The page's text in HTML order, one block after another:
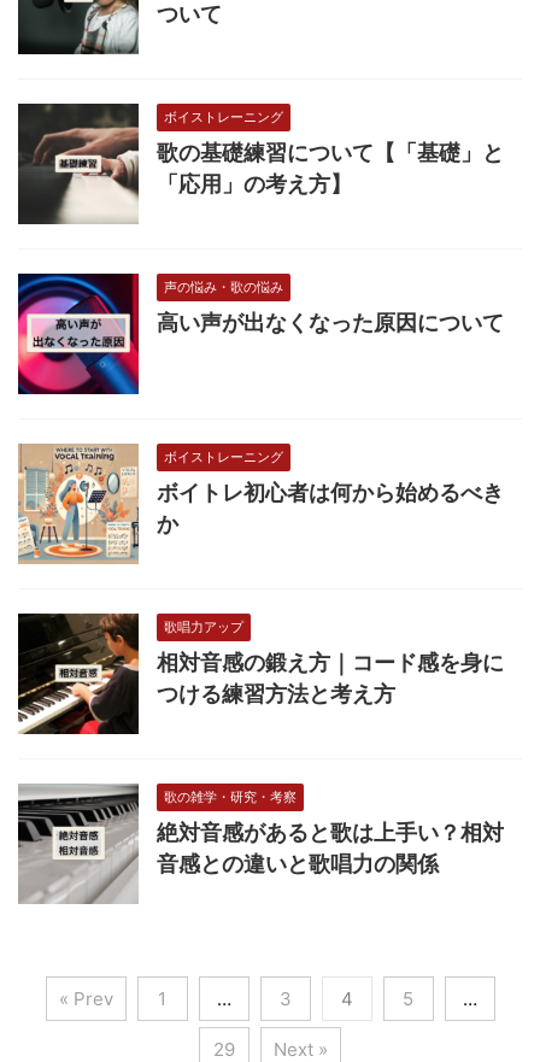
ついて
ボイストレーニング
歌の基礎練習について【「基礎」と
「応用」の考え方】
声の悩み・歌の悩み
高い声が出なくなった原因について
ボイストレーニング
ボイトレ初心者は何から始めるべき
か
歌唱力アップ
相対音感の鍛え方｜コード感を身に
つける練習方法と考え方
歌の雑学・研究・考察
絶対音感があると歌は上手い？相対
音感との違いと歌唱力の関係
« Prev 1 … 3 4 5 …
29 Next »